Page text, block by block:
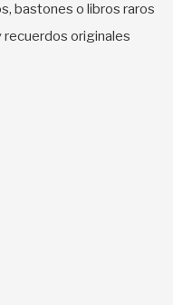
bastones o libros raros
originales